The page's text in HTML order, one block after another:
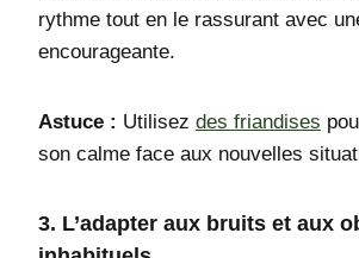
rythme tout en le rassurant avec
encourageante.
Astuce : Utilisez des friandises
son calme face aux nouvelles
3. L’adapter aux bruits et aux